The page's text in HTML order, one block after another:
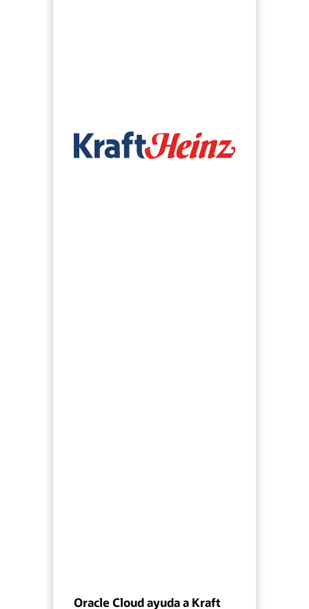
Oracle Cloud ayuda a Kraft